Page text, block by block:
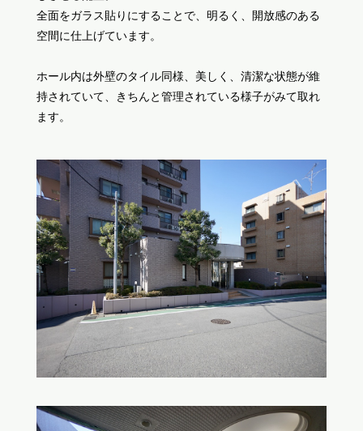
全面をガラス貼りにすることで、明るく、開放感のある
空間に仕上げています。
ホール内は外壁のタイル同様、美しく、清潔な状態が維
持されていて、きちんと管理されている様子がみて取れ
ます。